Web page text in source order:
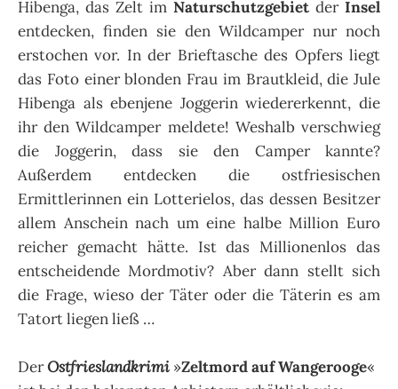
Hibenga, das Zelt im Naturschutzgebiet derInsel
entdecken, finden sie den Wildcamper nur noch
erstochen vor. In der Brieftasche des Opfers liegt
das Foto einer blonden Frau im Brautkleid, die Jule
Hibenga als ebenjene Joggerin wiedererkennt, die
ihr den Wildcamper meldete! Weshalb verschwieg
die Joggerin, dass sie den Camper kannte?
Außerdem entdecken die ostfriesischen
Ermittlerinnen ein Lotterielos, das dessen Besitzer
allem Anschein nach um eine halbe Million Euro
reicher gemacht hätte. Ist das Millionenlos das
entscheidende Mordmotiv? Aber dann stellt sich
die Frage, wieso der Täter oder die Täterin es am
Tatort liegen ließ …
DerOstfrieslandkrimi »Zeltmord auf Wangerooge«